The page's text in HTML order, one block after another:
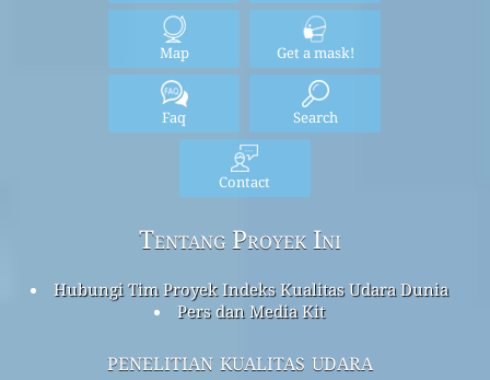
Map Get a mask!
Faq Search
Contact
Tentang Proyek Ini
Hubungi Tim Proyek Indeks Kualitas Udara Dunia
Pers dan Media Kit
penelitian kualitas udara